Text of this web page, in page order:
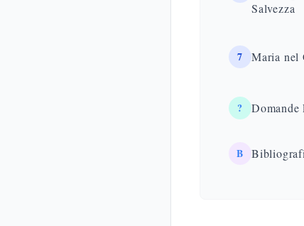
Salvezza
7 Maria nel
? Domande
B